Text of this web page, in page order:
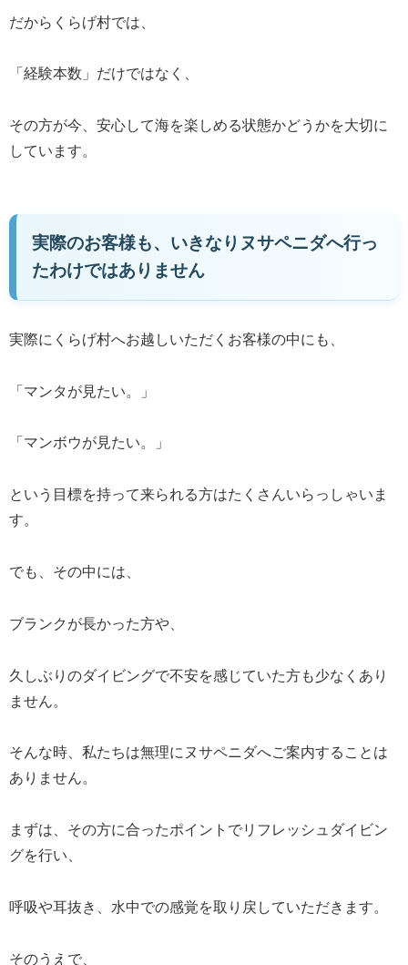
だからくらげ村では、
「経験本数」だけではなく、
その方が今、安心して海を楽しめる状態かどうかを大切に
しています。
実際のお客様も、いきなりヌサペニダへ行っ
たわけではありません
実際にくらげ村へお越しいただくお客様の中にも、
「マンタが見たい。」
「マンボウが見たい。」
という目標を持って来られる方はたくさんいらっしゃいま
す。
でも、その中には、
ブランクが長かった方や、
久しぶりのダイビングで不安を感じていた方も少なくあり
ません。
そんな時、私たちは無理にヌサペニダへご案内することは
ありません。
まずは、その方に合ったポイントでリフレッシュダイビン
グを行い、
呼吸や耳抜き、水中での感覚を取り戻していただきます。
そのうえで、